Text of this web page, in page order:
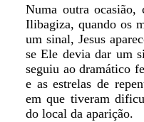
Numa outra ocasião,
Ilibagiza, quando os
um sinal, Jesus
se Ele devia dar um
seguiu ao dramático
e as estrelas de
em que tiveram
do local da aparição.